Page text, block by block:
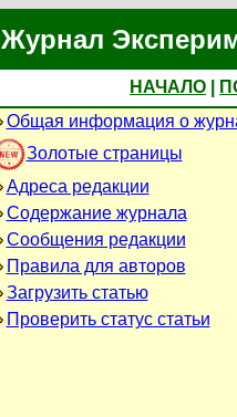
Журнал
НАЧАЛО
Общая информация о
Золотые страницы
Адреса редакции
Содержание журнала
Сообщения редакции
Правила для авторов
Загрузить статью
Проверить статус статьи